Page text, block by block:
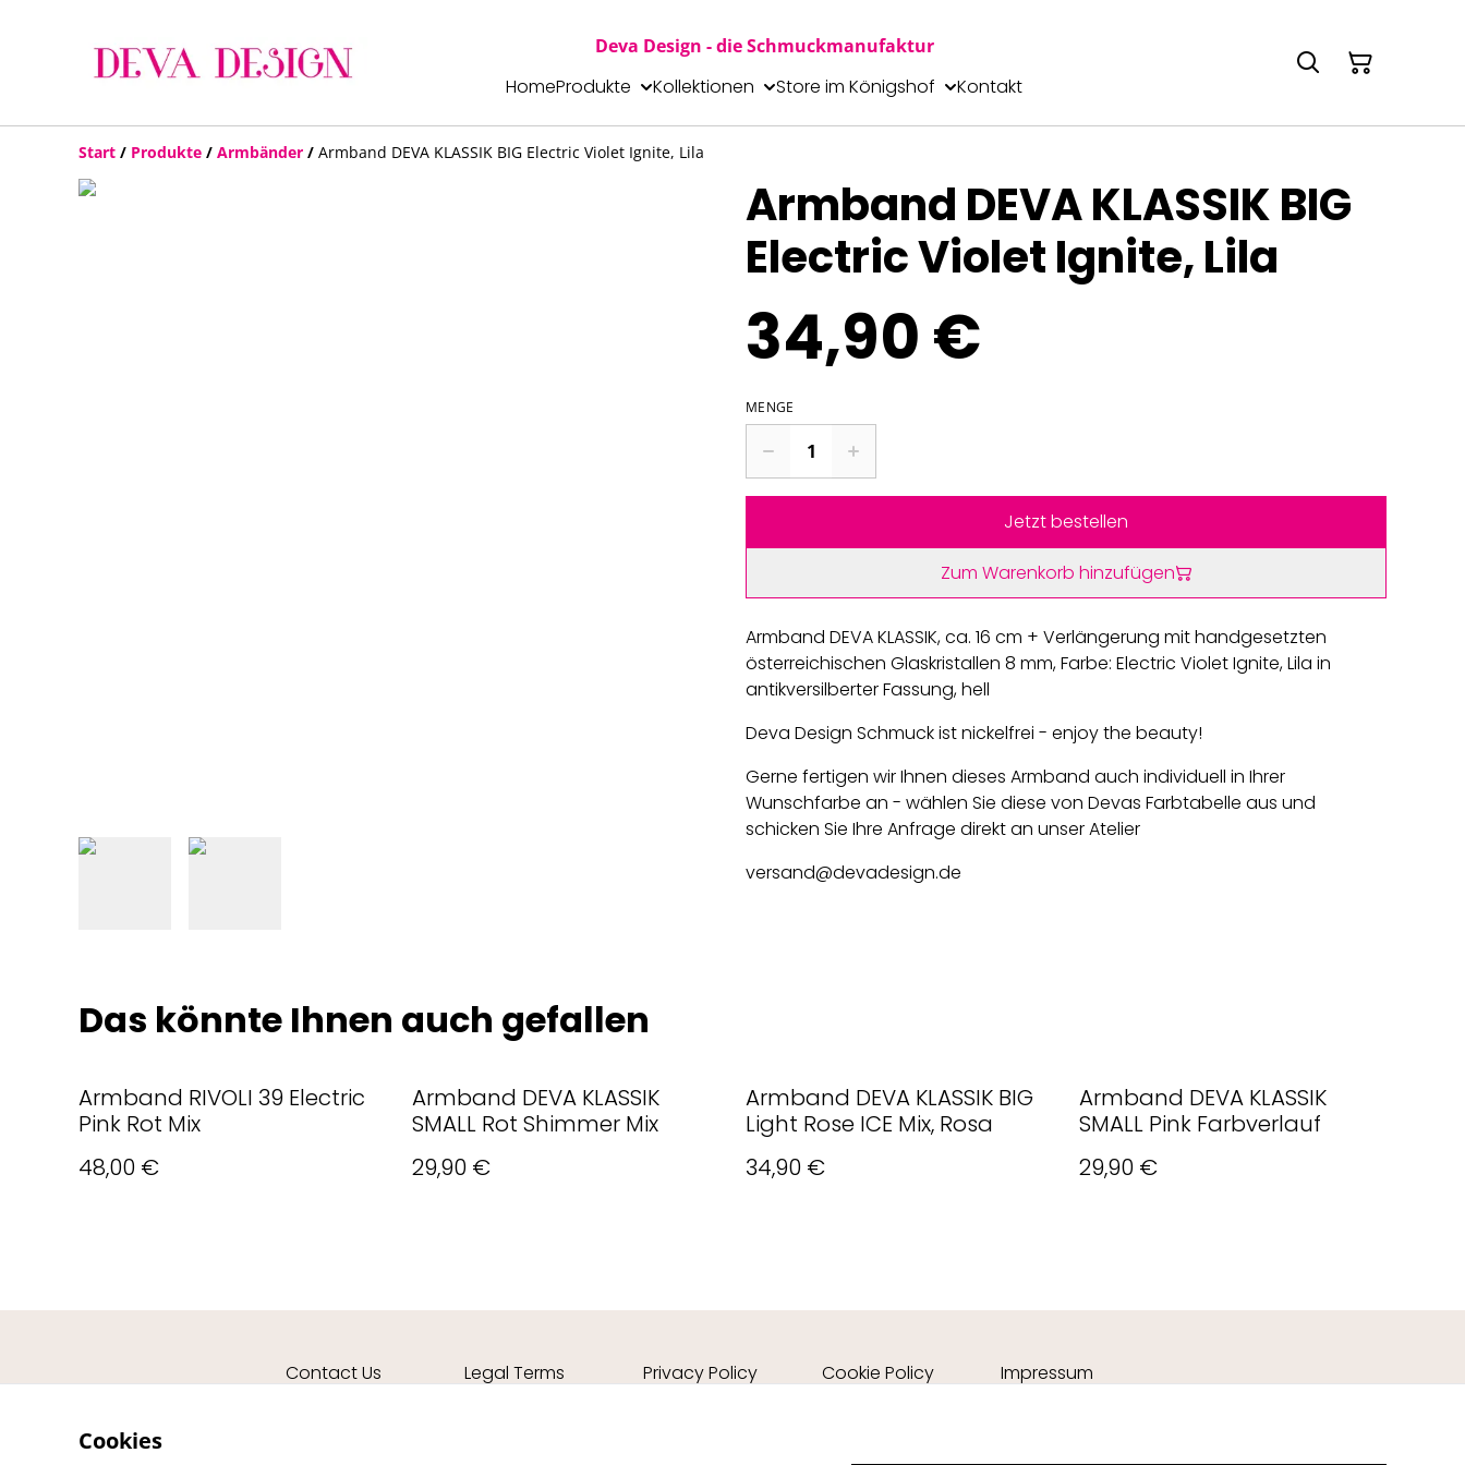
Deva Design - die Schmuckmanufaktur
HomeProdukte Kollektionen Store im Königshof Kontakt
Start / Produkte / Armbänder / Armband DEVA KLASSIK BIG Electric Violet Ignite, Lila
Armband DEVA KLASSIK BIG
Electric Violet Ignite, Lila
34,90 €
MENGE
Jetzt bestellen
Zum Warenkorb hinzufügen
Armband DEVA KLASSIK, ca. 16 cm + Verlängerung mit handgesetzten
österreichischen Glaskristallen 8 mm, Farbe: Electric Violet Ignite, Lila in
antikversilberter Fassung, hell
Deva Design Schmuck ist nickelfrei - enjoy the beauty!
Gerne fertigen wir Ihnen dieses Armband auch individuell in Ihrer
Wunschfarbe an - wählen Sie diese von Devas Farbtabelle aus und
schicken Sie Ihre Anfrage direkt an unser Atelier
versand@devadesign.de
Das könnte Ihnen auch gefallen
Armband RIVOLI 39 Electric
Pink Rot Mix
48,00 €
Armband DEVA KLASSIK
SMALL Rot Shimmer Mix
29,90 €
Armband DEVA KLASSIK BIG
Light Rose ICE Mix, Rosa
34,90 €
Armband DEVA KLASSIK
SMALL Pink Farbverlauf
29,90 €
Contact Us Legal Terms Privacy Policy Cookie Policy Impressum
Cookies